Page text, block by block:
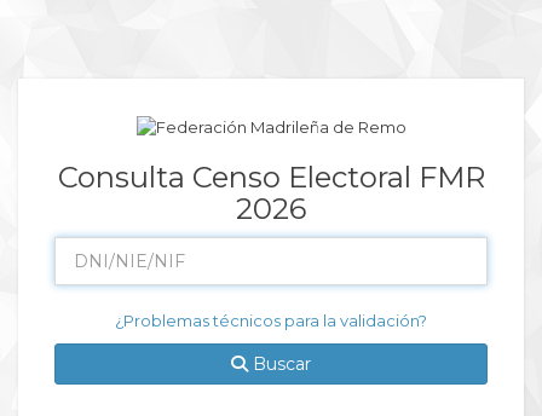
Consulta Censo Electoral FMR
2026
¿Problemas técnicos para la validación?
Buscar